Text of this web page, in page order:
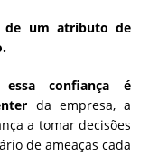
de um atributo de
confiança é
da empresa, a
a tomar decisões
de ameaças cada